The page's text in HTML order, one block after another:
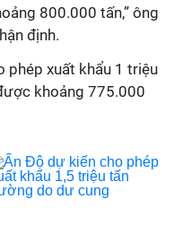
800.000 tấn,” ông
định.
phép xuất khẩu 1 triệu
khoảng 775.000